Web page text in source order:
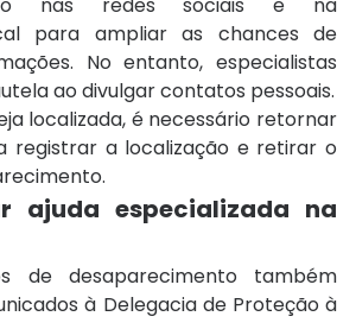
para ampliar as chances de
No entanto, especialistas
ao divulgar contatos pessoais.
localizada, é necessário retornar
registrar a localização e retirar o
ajuda especializada na
de desaparecimento também
à Delegacia de Proteção à